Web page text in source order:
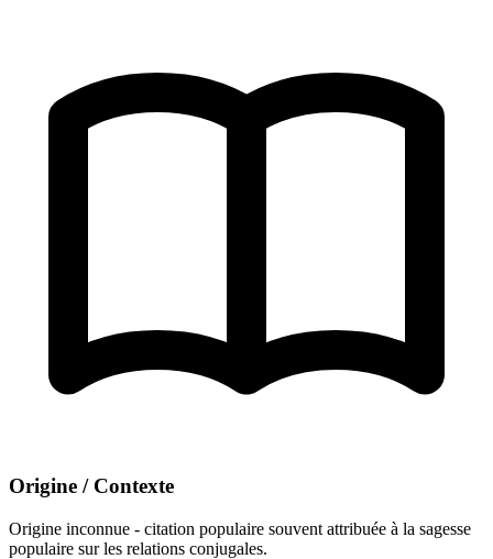
Origine / Contexte
Origine inconnue - citation populaire souvent attribuée à la sagesse
populaire sur les relations conjugales.